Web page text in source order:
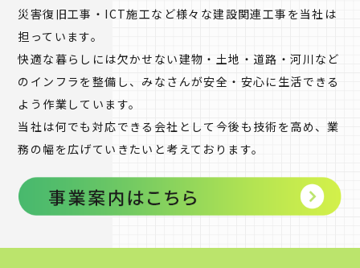
災害復旧工事・ICT施工など様々な建設関連工事を当社は
担っています。
快適な暮らしには欠かせない建物・土地・道路・河川など
のインフラを整備し、みなさんが安全・安心に生活できる
よう作業しています。
当社は何でも対応できる会社として今後も技術を高め、業
務の幅を広げていきたいと考えております。